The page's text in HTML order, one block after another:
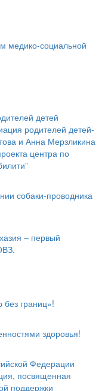
медико-социальной
детей
родителей детей-
и Анна Мерзликина
центра по
собаки-проводника
– первый
границ»!
здоровья!
Федерации
посвященная
поддержки